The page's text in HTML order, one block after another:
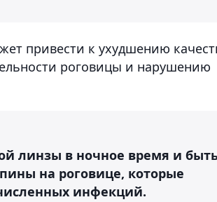
привести к ухудшению
роговицы и нарушению
линзы в ночное время и
на роговице, которые
инфекций.